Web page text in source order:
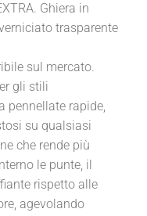
Ghiera in
trasparente
sul mercato.
gli stili
pennellate rapide,
su qualsiasi
che rende più
le punte, il
rispetto alle
agevolando